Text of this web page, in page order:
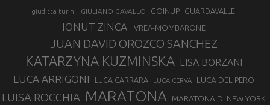
giuditta turini GIULIANO CAVALLO GOINUP GUARDAVALLE
IONUT ZINCA IVREA-MOMBARONE
JUAN DAVID OROZCO SANCHEZ
KATARZYNA KUZMINSKA LISA BORZANI
LUCA ARRIGONI LUCA CARRARA LUCA CERVA LUCA DEL PERO
LUISA ROCCHIA MARATONA MARATONA DI NEW YORK